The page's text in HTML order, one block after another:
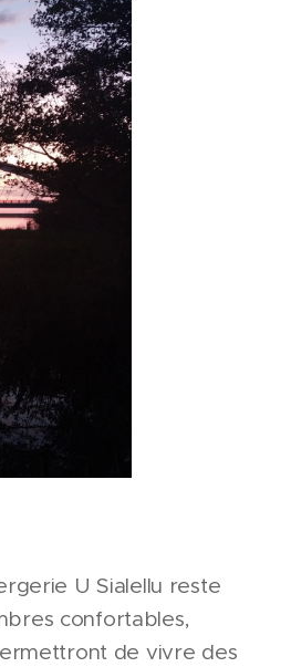
U Sialellu reste
confortables,
de vivre des